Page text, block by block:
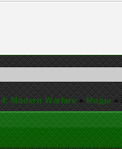
Modern Warfare » Моды »